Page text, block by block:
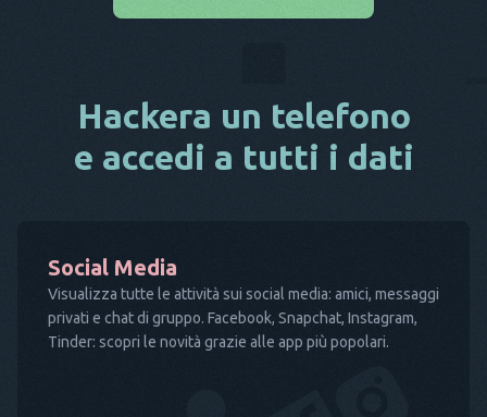
Hackera un telefono
e accedi a tutti i dati
Social Media
Visualizza tutte le attività sui social media: amici, messaggi
privati e chat di gruppo. Facebook, Snapchat, Instagram,
Tinder: scopri le novità grazie alle app più popolari.